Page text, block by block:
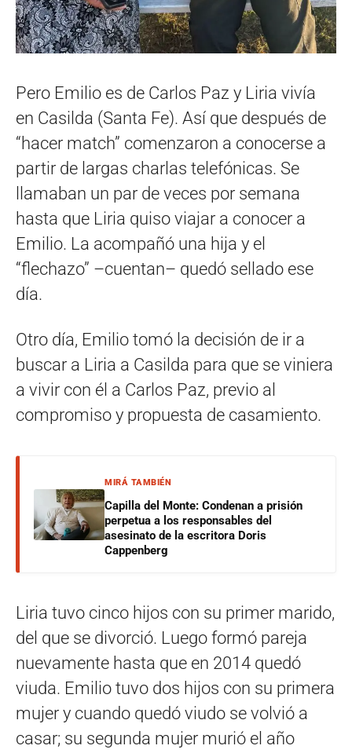
Pero Emilio es de Carlos Paz y Liria vivía
en Casilda (Santa Fe). Así que después de
“hacer match” comenzaron a conocerse a
partir de largas charlas telefónicas. Se
llamaban un par de veces por semana
hasta que Liria quiso viajar a conocer a
Emilio. La acompañó una hija y el
“flechazo” –cuentan– quedó sellado ese
día.
Otro día, Emilio tomó la decisión de ir a
buscar a Liria a Casilda para que se viniera
a vivir con él a Carlos Paz, previo al
compromiso y propuesta de casamiento.
MIRÁ TAMBIÉN
Capilla del Monte: Condenan a prisión
perpetua a los responsables del
asesinato de la escritora Doris
Cappenberg
Liria tuvo cinco hijos con su primer marido,
del que se divorció. Luego formó pareja
nuevamente hasta que en 2014 quedó
viuda. Emilio tuvo dos hijos con su primera
mujer y cuando quedó viudo se volvió a
casar; su segunda mujer murió el año